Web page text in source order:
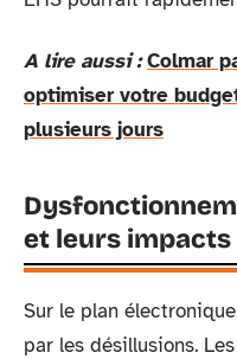
A lire aussi : Colmar
optimiser votre
plusieurs jours
et leurs impacts
Sur le plan
par les désillusions.